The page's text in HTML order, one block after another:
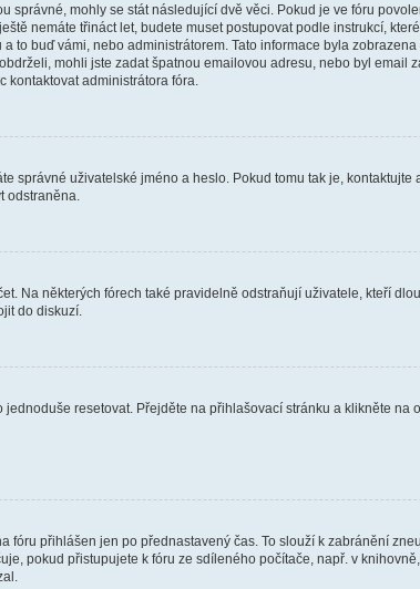
mohly se stát následující dvě věci. Pokud je ve fóru
nemáte třináct let, budete muset postupovat podle instrukcí,
buď vámi, nebo administrátorem. Tato informace byla
mohli jste zadat špatnou emailovou adresu, nebo byl email
administrátora fóra.
správné uživatelské jméno a heslo. Pokud tomu tak je,
odstraněna.
Na některých fórech také pravidelně odstraňují uživatele, kteří
do diskuzí.
resetovat. Přejděte na přihlašovací stránku a klikněte na
fóru přihlášen jen po přednastavený čas. To slouží k zabránění
pokud přistupujete k fóru ze sdíleného počítače, např. v